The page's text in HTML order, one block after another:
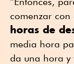
comenzar con
horas de
media hora
da una hora y